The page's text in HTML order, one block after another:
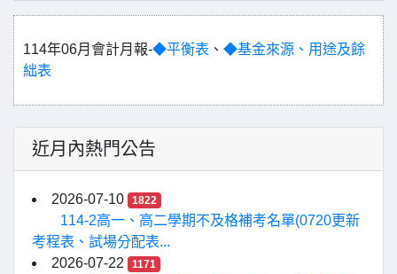
114年06月會計月報-◆平衡表 、 ◆基金來源、用途及餘
絀表
近月內熱門公告
2026-07-10 1822
114-2高一、高二學期不及格補考名單(0720更新
考程表、試場分配表...
2026-07-22
1171